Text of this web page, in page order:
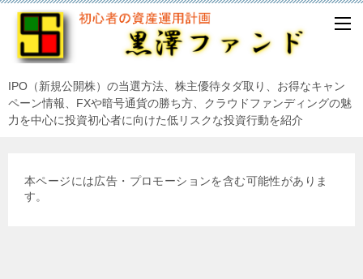
IPO（新規公開株）の当選方法、株主優待タダ取り、お得なキャン
ペーン情報、FXや暗号通貨の勝ち方、クラウドファンディングの魅
力を中心に投資初心者に向けた低リスクな投資行動を紹介
本ページには広告・プロモーションを含む可能性がありま
す。